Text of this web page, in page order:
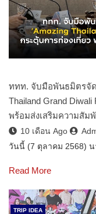
ททท. จับมือพันธมิตรจัด
Thailand Grand Diwali
พร้อมส่งเสริมความสัม
10 เดือน Ago
วันนี้ (7 ตุลาคม 2568) น
Read More
TRIP IDEA